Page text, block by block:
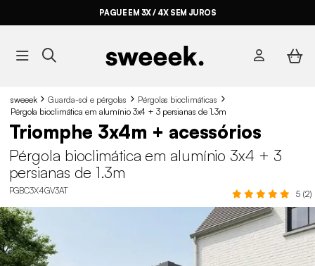
PAGUE EM 3X / 4X SEM JUROS
sweeek Guarda-sol e pérgolas
Pérgolas bioclimáticas
Pérgola bioclimática em alumínio 3x4 + 3 persianas de 1.3m
Triomphe 3x4m + acessórios
Pérgola bioclimática em alumínio 3x4 + 3
persianas de 1.3m
PGBC3X4GV3AT 5 (2)